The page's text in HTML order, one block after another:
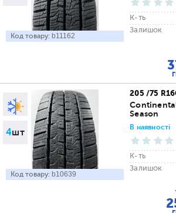
Код товару: b11162
К-ть
Залишок
4шт
Код товару: b10639
205 /75
Season
В наявності
К-ть
Залишок